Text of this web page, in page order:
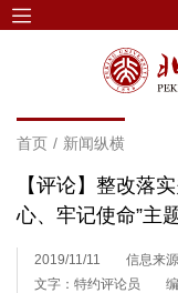
首页 / 新闻纵横
【评论】整改落
心、牢记使命”主
2019/11/11
信息来
文字：特约评论员